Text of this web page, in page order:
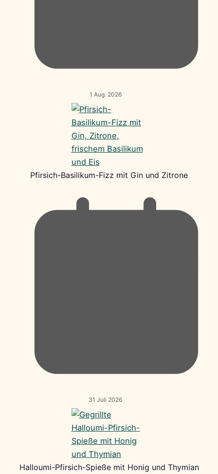
1 Aug. 2026
Pfirsich-Basilikum-Fizz mit Gin und Zitrone
31 Juli 2026
Halloumi-Pfirsich-Spieße mit Honig und Thymian